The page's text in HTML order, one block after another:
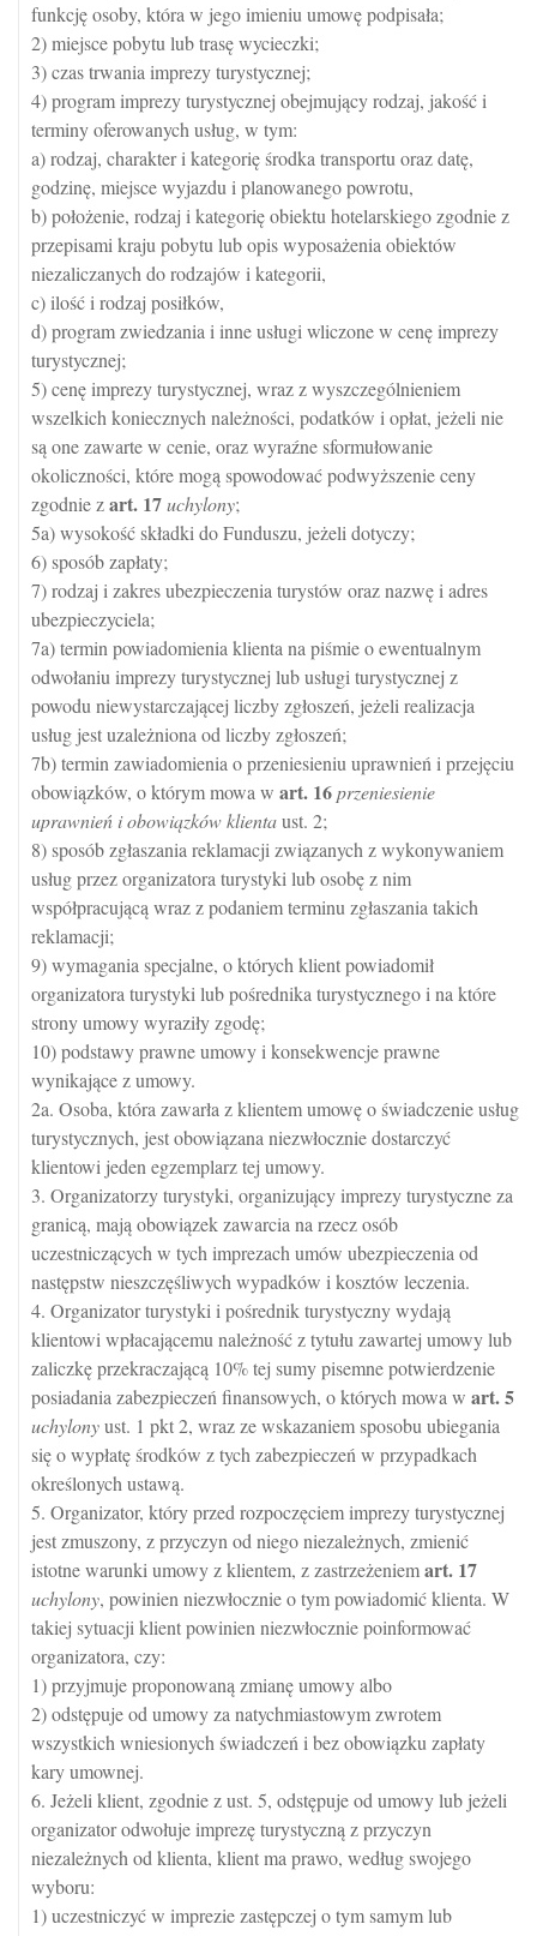
funkcję osoby, która w jego imieniu umowę podpisała;
2) miejsce pobytu lub trasę wycieczki;
3) czas trwania imprezy turystycznej;
4) program imprezy turystycznej obejmujący rodzaj, jakość i
terminy oferowanych usług, w tym:
a) rodzaj, charakter i kategorię środka transportu oraz datę,
godzinę, miejsce wyjazdu i planowanego powrotu,
b) położenie, rodzaj i kategorię obiektu hotelarskiego zgodnie z
przepisami kraju pobytu lub opis wyposażenia obiektów
niezaliczanych do rodzajów i kategorii,
c) ilość i rodzaj posiłków,
d) program zwiedzania i inne usługi wliczone w cenę imprezy
turystycznej;
5) cenę imprezy turystycznej, wraz z wyszczególnieniem
wszelkich koniecznych należności, podatków i opłat, jeżeli nie
są one zawarte w cenie, oraz wyraźne sformułowanie
okoliczności, które mogą spowodować podwyższenie ceny
zgodnie zart. 17uchylony;
5a) wysokość składki do Funduszu, jeżeli dotyczy;
6) sposób zapłaty;
7) rodzaj i zakres ubezpieczenia turystów oraz nazwę i adres
ubezpieczyciela;
7a) termin powiadomienia klienta na piśmie o ewentualnym
odwołaniu imprezy turystycznej lub usługi turystycznej z
powodu niewystarczającej liczby zgłoszeń, jeżeli realizacja
usług jest uzależniona od liczby zgłoszeń;
7b) termin zawiadomienia o przeniesieniu uprawnień i przejęciu
obowiązków, o którym mowa w art. 16przeniesienie
uprawnień i obowiązków klientaust. 2;
8) sposób zgłaszania reklamacji związanych z wykonywaniem
usług przez organizatora turystyki lub osobę z nim
współpracującą wraz z podaniem terminu zgłaszania takich
reklamacji;
9) wymagania specjalne, o których klient powiadomił
organizatora turystyki lub pośrednika turystycznego i na które
strony umowy wyraziły zgodę;
10) podstawy prawne umowy i konsekwencje prawne
wynikające z umowy.
2a. Osoba, która zawarła z klientem umowę o świadczenie usług
turystycznych, jest obowiązana niezwłocznie dostarczyć
klientowi jeden egzemplarz tej umowy.
3. Organizatorzy turystyki, organizujący imprezy turystyczne za
granicą, mają obowiązek zawarcia na rzecz osób
uczestniczących w tych imprezach umów ubezpieczenia od
następstw nieszczęśliwych wypadków i kosztów leczenia.
4. Organizator turystyki i pośrednik turystyczny wydają
klientowi wpłacającemu należność z tytułu zawartej umowy lub
zaliczkę przekraczającą 10% tej sumy pisemne potwierdzenie
posiadania zabezpieczeń finansowych, o których mowa w art.5
uchylonyust. 1 pkt 2, wraz ze wskazaniem sposobu ubiegania
się o wypłatę środków z tych zabezpieczeń w przypadkach
określonych ustawą.
5. Organizator, który przed rozpoczęciem imprezy turystycznej
jest zmuszony, z przyczyn od niego niezależnych, zmienić
istotne warunki umowy z klientem, z zastrzeżeniemart. 17
uchylony, powinien niezwłocznie o tym powiadomić klienta. W
takiej sytuacji klient powinien niezwłocznie poinformować
organizatora, czy:
1) przyjmuje proponowaną zmianę umowy albo
2) odstępuje od umowy za natychmiastowym zwrotem
wszystkich wniesionych świadczeń i bez obowiązku zapłaty
kary umownej.
6. Jeżeli klient, zgodnie z ust. 5, odstępuje od umowy lub jeżeli
organizator odwołuje imprezę turystyczną z przyczyn
niezależnych od klienta, klient ma prawo, według swojego
wyboru:
1) uczestniczyć w imprezie zastępczej o tym samym lub